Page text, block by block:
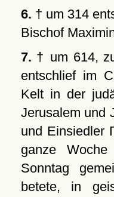
6. † um 314
Bischof
7. † um 614,
entschlief im
Kelt in der
Jerusalem und
und Einsiedler
ganze
Sonntag
betete, in